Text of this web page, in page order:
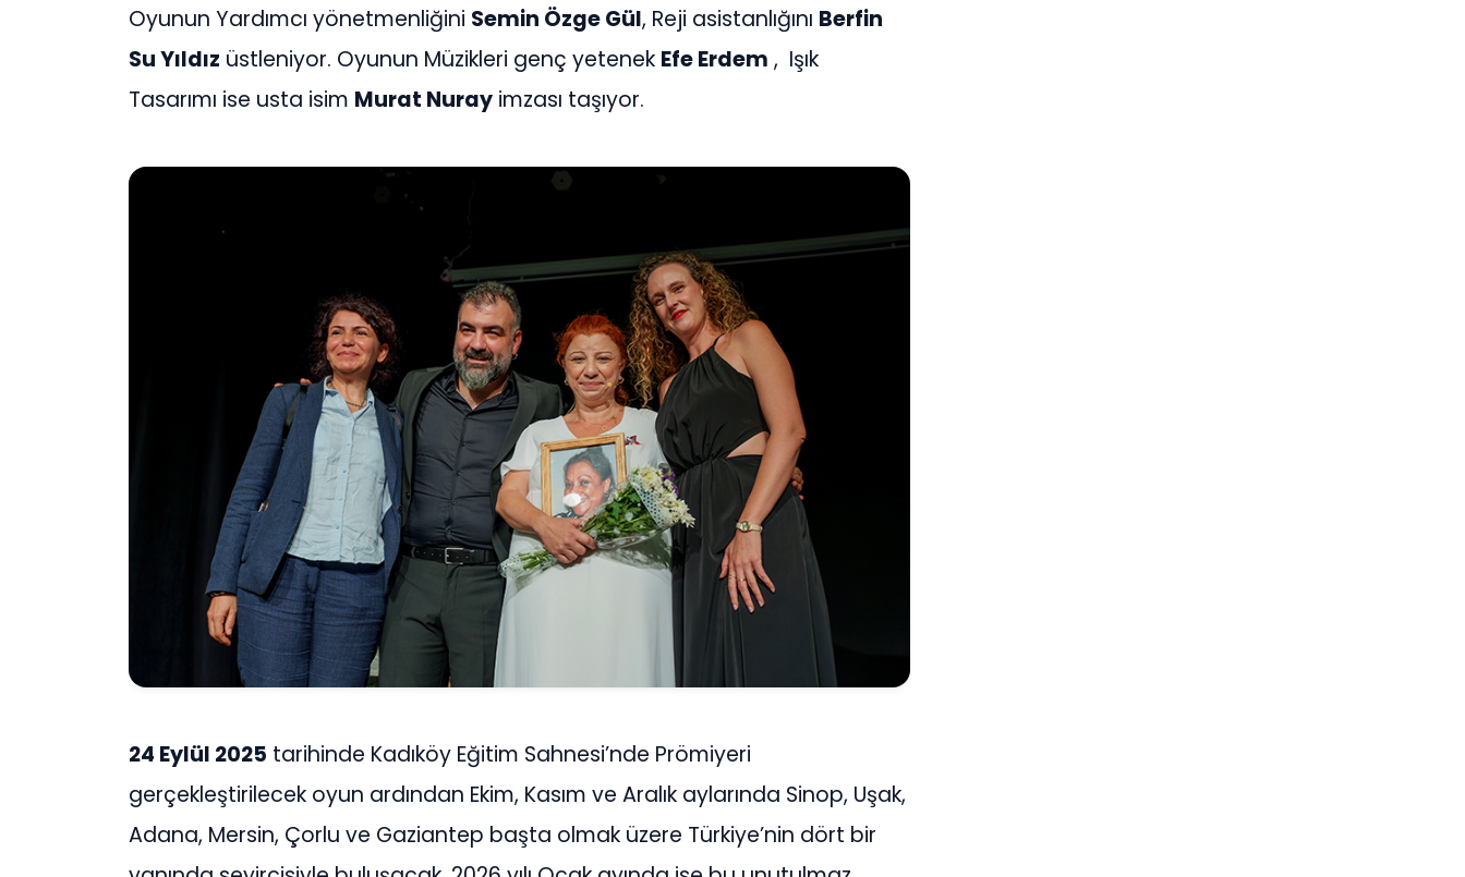
Oyunun Yardımcı yönetmenliğini Semin Özge Gül, Reji asistanlığını Berfin
Su Yıldız üstleniyor. Oyunun Müzikleri genç yetenek Efe Erdem , Işık
Tasarımı ise usta isim Murat Nuray imzası taşıyor.
24 Eylül 2025 tarihinde Kadıköy Eğitim Sahnesi’nde Prömiyeri
gerçekleştirilecek oyun ardından Ekim, Kasım ve Aralık aylarında Sinop, Uşak,
Adana, Mersin, Çorlu ve Gaziantep başta olmak üzere Türkiye’nin dört bir